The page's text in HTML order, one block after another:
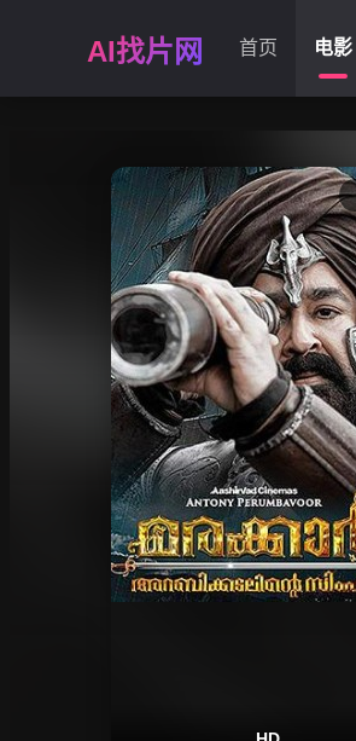
AI找片网 首页 电影